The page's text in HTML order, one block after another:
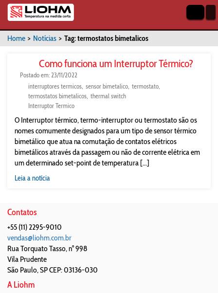
Home > Notícias > Tag: termostatos bimetalicos
Como funciona um Interruptor Térmico?
Postado em: 23/11/2022
interruptores termicos sensor bimetalico termostato
termostatos bimetalicos thermal switch
Interruptor Termico
O Interruptor térmico, termo-interruptor ou termostato são os
nomes comumente designados para um tipo de sensor térmico
bimetálico que atua na comutação de contatos elétricos
bimetálicos através da passagem ou não de corrente elétrica em
um determinado set-point de temperatura [...]
Leia a notícia
Contatos
+55 (11) 2295-9010
vendas@liohm.com.br
Rua Torquato Tasso, n° 998
Vila Prudente
São Paulo,SPCEP: 03136-030
A Liohm